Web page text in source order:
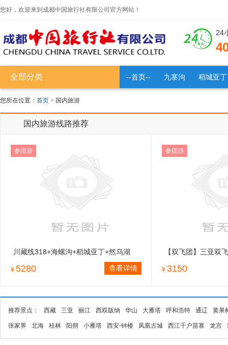
您好，欢迎来到成都中国旅行社有限公司官方网站！
24
全部分类 --首页-- 九寨沟 稻城亚丁
您所在位置： 首页 > 国内旅游
国内旅游线路推荐
参团游
川藏线318+海螺沟+稻城亚丁+然乌湖
+南迦巴瓦峰+林芝+拉萨+羊卓雍措10日
查看详情
¥ 5280
参团游
【双飞团】三亚双
¥ 3150
推荐景点： 西藏 三亚 丽江 西双版纳 华山 大雁塔 呼和浩特 通辽 黄果
张家界 北海 桂林 阳朔 小雁塔 西安-钟楼 凤凰古城 西江千户苗寨 龙宫